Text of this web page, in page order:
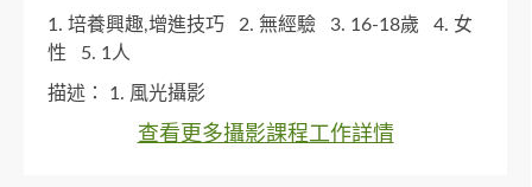
1. 培養興趣,增進技巧 2. 無經驗 3. 16-18歲
4. 女
性
5. 1人
描述： 1. 風光攝影
查看更多攝影課程工作詳情